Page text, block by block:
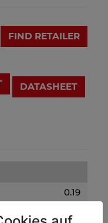
FIND RETAILER
DATASHEET
0.19
0.21